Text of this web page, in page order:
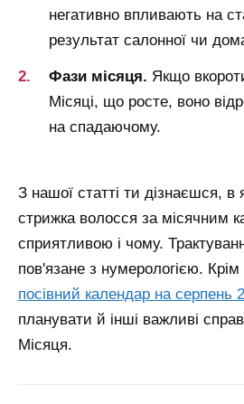
негативно впливають на
результат салонної чи
Фази місяця. Якщо
Місяці, що росте, воно
на спадаючому.
З нашої статті ти дізнаєшся, в
стрижка волосся за місячним
сприятливою і чому.
пов'язане з нумерологією. Крім
посівний календар на серпень
планувати й інші важливі
Місяця.